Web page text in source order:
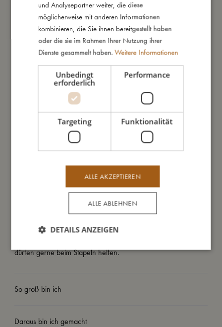
Stapelblöcke - Bauernhof
Mit unseren Stapelklötzen lernt Dein Kind bis zehn zu zählen
und entdeckt gleichzeitig die Bauernhoftiere. Klötze zu stapeln
Grobmotorik sowie die Hand-Augen-Koordination und die
Problemlösungsfähigkeit Deines Kindes. Die farbenfrohen,
handgezeichneten Illustrationen wecken die Neugierde der
Kleinen und regen zu Gesprächen über die Bauernhoftiere
Diese Stapelklötze sind für Kleinkinder ab einem Alter von 12
dürfen gerne beim Stapeln helfen.
So groß bin ich
Daraus bin ich gemacht
und Analysepartner weiter, die diese
möglicherweise mit anderen Informationen
kombinieren, die Sie ihnen bereitgestellt haben
oder die sie im Rahmen Ihrer Nutzung ihrer
Dienste gesammelt haben. Weitere Informationen
Unbedingt
erforderlich
Performance
Targeting Funktionalität
ALLE AKZEPTIEREN
ALLE ABLEHNEN
DETAILS ANZEIGEN